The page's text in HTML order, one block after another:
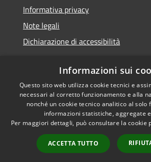
Informativa privacy
Note legali
Dichiarazione di accessibilità
RSS
Accessibilità
Cookie
Mappa del sito
Extranet
Informazioni sui
Questo sito web utilizza cookie tecnici e
necessari al corretto funzionamento e alla
nonché un cookie tecnico analitico al solo
informazioni statistiche, aggregate
Per maggiori dettagli, può consultare la cookie
ACCETTA TUTTO